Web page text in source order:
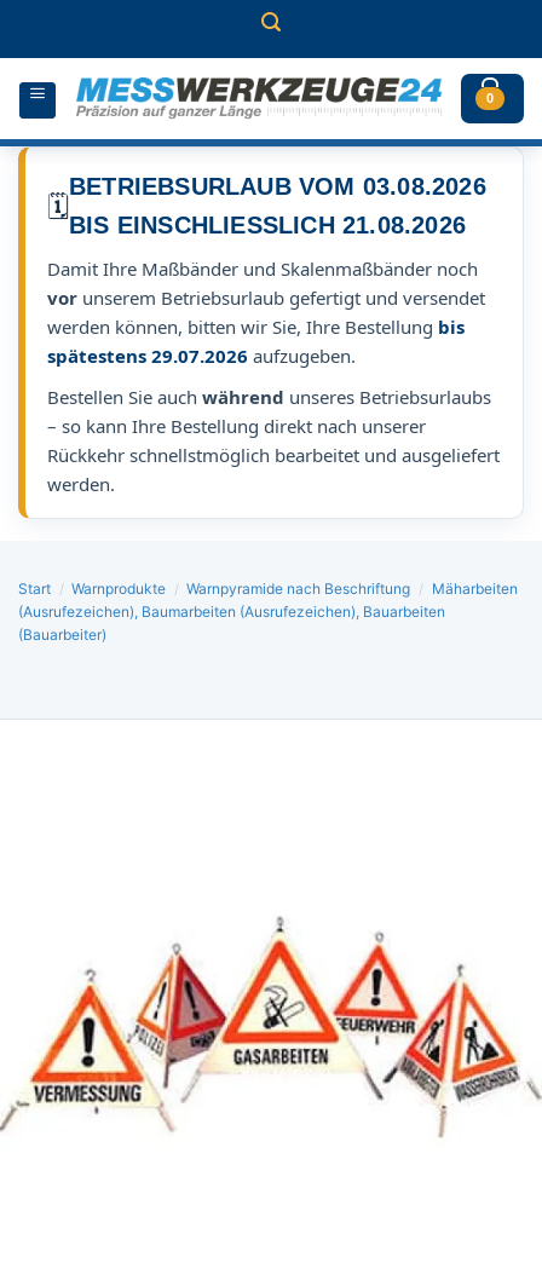
0
🗓️
BETRIEBSURLAUB VOM 03.08.2026
BIS EINSCHLIESSLICH 21.08.2026
Damit Ihre Maßbänder und Skalenmaßbänder noch
vor unserem Betriebsurlaub gefertigt und versendet
werden können, bitten wir Sie, Ihre Bestellung bis
spätestens 29.07.2026 aufzugeben.
Bestellen Sie auch während unseres Betriebsurlaubs
– so kann Ihre Bestellung direkt nach unserer
Rückkehr schnellstmöglich bearbeitet und ausgeliefert
werden.
Start / Warnprodukte / Warnpyramide nach Beschriftung / Mäharbeiten
(Ausrufezeichen), Baumarbeiten (Ausrufezeichen), Bauarbeiten
(Bauarbeiter)